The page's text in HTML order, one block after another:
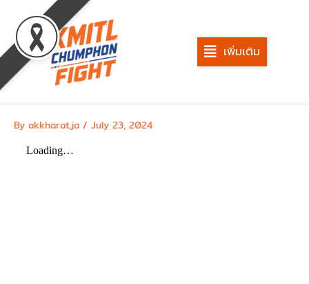
content
เพิ่มเติม
By akkharat.ja / July 23, 2024